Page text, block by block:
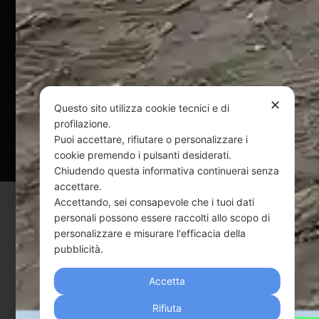
@ Copyright 2024 Webpesca è un brand Intent di Federico
Andrenacci P.Iva 01917920678
Via G. Galilei n. 2 – 64018 Tortoreto TE | REA TE-168019 |
Mail:
info@webpesca.it| Pec:federicoandrenacci@pec.it
Questo sito è protetto da Google reCAPTCHA
v3,
Privacy PolicyeTerms of Servicedi Google.
✕
Questo sito utilizza cookie tecnici e di
profilazione.
Puoi accettare, rifiutare o personalizzare i
cookie premendo i pulsanti desiderati.
Chiudendo questa informativa continuerai senza
accettare.
Accettando, sei consapevole che i tuoi dati
personali possono essere raccolti allo scopo di
personalizzare e misurare l'efficacia della
pubblicità.
Accetta
Rifiuta